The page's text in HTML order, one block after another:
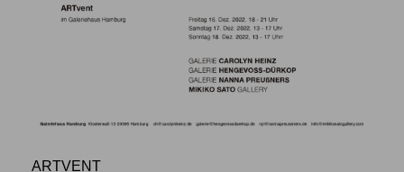
ARTVENT